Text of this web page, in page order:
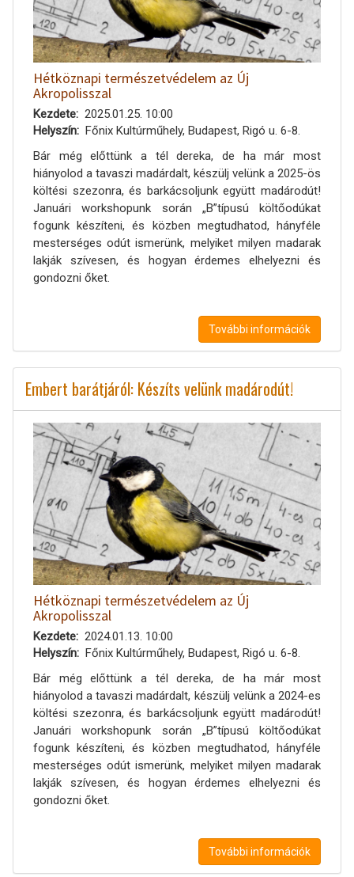
Hétköznapi természetvédelem az Új
Akropolisszal
Kezdete
2025.01.25. 10:00
Helyszín
Főnix Kultúrműhely, Budapest, Rigó u. 6-8.
Bár még előttünk a tél dereka, de ha már most
hiányolod a tavaszi madárdalt, készülj velünk a 2025-ös
költési szezonra, és barkácsoljunk együtt madárodút!
Januári workshopunk során „B”típusú költőodúkat
fogunk készíteni, és közben megtudhatod, hányféle
mesterséges odút ismerünk, melyiket milyen madarak
lakják szívesen, és hogyan érdemes elhelyezni és
gondozni őket.
További információk
Embert barátjáról: Készíts velünk madárodút!
Hétköznapi természetvédelem az Új
Akropolisszal
Kezdete
2024.01.13. 10:00
Helyszín
Főnix Kultúrműhely, Budapest, Rigó u. 6-8.
Bár még előttünk a tél dereka, de ha már most
hiányolod a tavaszi madárdalt, készülj velünk a 2024-es
költési szezonra, és barkácsoljunk együtt madárodút!
Januári workshopunk során „B”típusú költőodúkat
fogunk készíteni, és közben megtudhatod, hányféle
mesterséges odút ismerünk, melyiket milyen madarak
lakják szívesen, és hogyan érdemes elhelyezni és
gondozni őket.
További információk